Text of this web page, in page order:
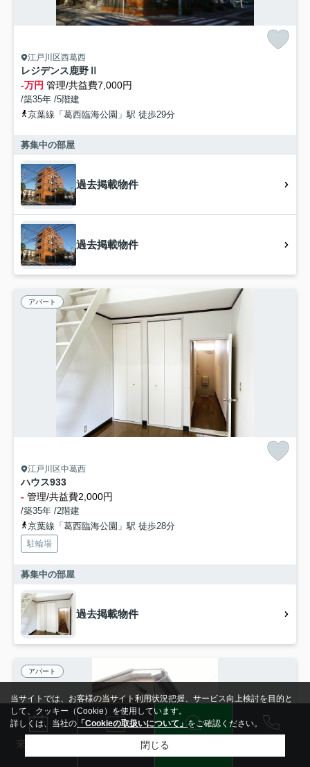
江戸川区西葛西
レジデンス鹿野Ⅱ
-万円 管理/共益費7,000円
/築35年 /5階建
京葉線「葛西臨海公園」駅 徒歩29分
募集中の部屋
過去掲載物件
過去掲載物件
アパート
江戸川区中葛西
ハウス933
- 管理/共益費2,000円
/築35年 /2階建
京葉線「葛西臨海公園」駅 徒歩28分
駐輪場
募集中の部屋
過去掲載物件
アパート
来店予約
当サイトでは、お客様の当サイト利用状況把握、サービス向上検討を目的と
して、クッキー（Cookie）を使用しています。
詳しくは、当社の 「Cookieの取扱いについて」をご確認ください。
閉じる